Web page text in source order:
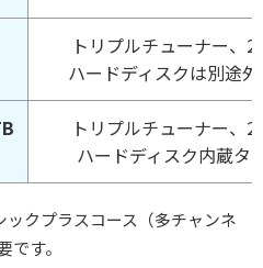
トリプルチューナー、
ハードディスクは別途
トリプルチューナー、
ハードディスク内蔵タ
クプラスコース（多チャンネ
す。